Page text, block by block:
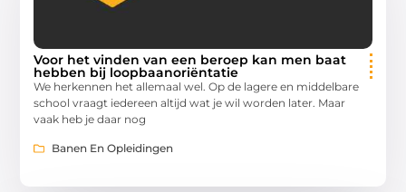
Voor het vinden van een beroep kan men baat
hebben bij loopbaanoriëntatie
We herkennen het allemaal wel. Op de lagere en middelbare
school vraagt iedereen altijd wat je wil worden later. Maar
vaak heb je daar nog
Banen En Opleidingen